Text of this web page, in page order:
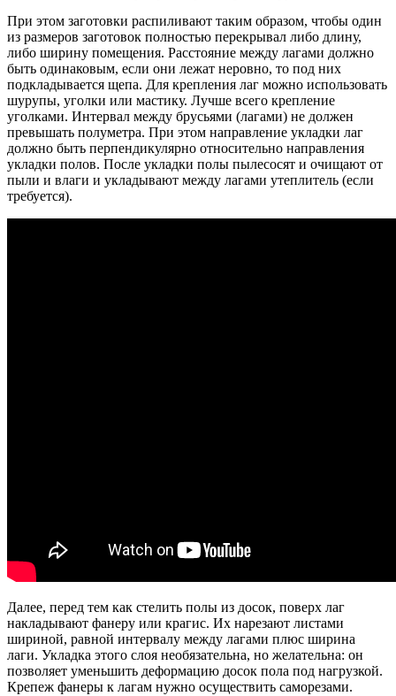
При этом заготовки распиливают таким образом, чтобы один
из размеров заготовок полностью перекрывал либо длину,
либо ширину помещения. Расстояние между лагами должно
быть одинаковым, если они лежат неровно, то под них
подкладывается щепа. Для крепления лаг можно использовать
шурупы, уголки или мастику. Лучше всего крепление
уголками. Интервал между брусьями (лагами) не должен
превышать полуметра. При этом направление укладки лаг
должно быть перпендикулярно относительно направления
укладки полов. После укладки полы пылесосят и очищают от
пыли и влаги и укладывают между лагами утеплитель (если
требуется).
Далее, перед тем как стелить полы из досок, поверх лаг
накладывают фанеру или крагис. Их нарезают листами
шириной, равной интервалу между лагами плюс ширина
лаги. Укладка этого слоя необязательна, но желательна: он
позволяет уменьшить деформацию досок пола под нагрузкой.
Крепеж фанеры к лагам нужно осуществить саморезами.